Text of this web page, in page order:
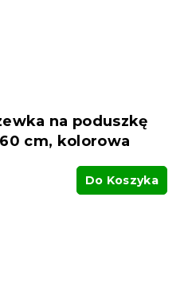
na poduszkę
cm, kolorowa
Do Koszyka